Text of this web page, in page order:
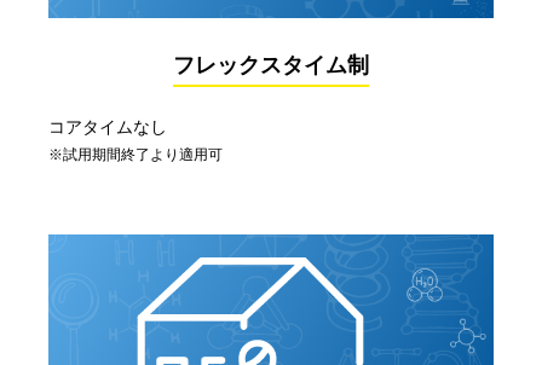
フレックスタイム制
コアタイムなし
※試用期間終了より適用可